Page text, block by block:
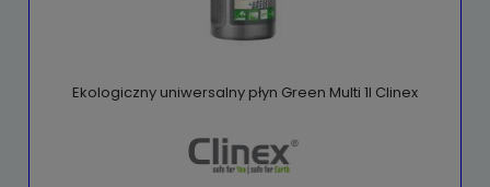
Ekologiczny uniwersalny płyn Green Multi 1l Clinex